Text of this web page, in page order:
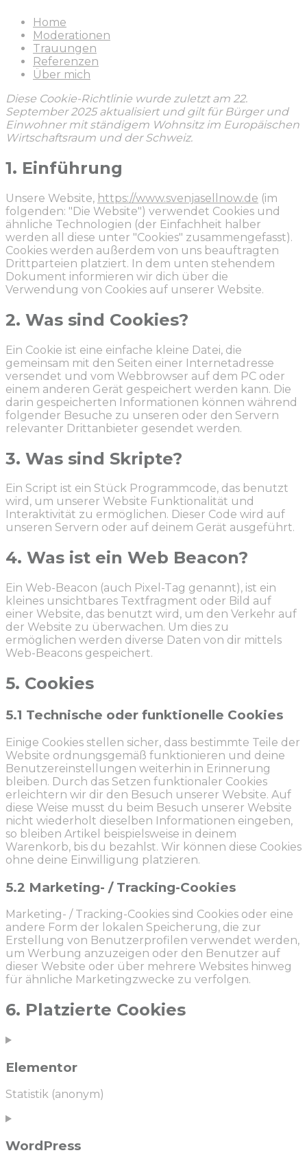
Home
Moderationen
Trauungen
Referenzen
Über mich
Diese Cookie-Richtlinie wurde zuletzt am 22.
September 2025 aktualisiert und gilt für Bürger und
Einwohner mit ständigem Wohnsitz im Europäischen
Wirtschaftsraum und der Schweiz.
1. Einführung
Unsere Website, https://www.svenjasellnow.de (im
folgenden: "Die Website") verwendet Cookies und
ähnliche Technologien (der Einfachheit halber
werden all diese unter "Cookies" zusammengefasst).
Cookies werden außerdem von uns beauftragten
Drittparteien platziert. In dem unten stehendem
Dokument informieren wir dich über die
Verwendung von Cookies auf unserer Website.
2. Was sind Cookies?
Ein Cookie ist eine einfache kleine Datei, die
gemeinsam mit den Seiten einer Internetadresse
versendet und vom Webbrowser auf dem PC oder
einem anderen Gerät gespeichert werden kann. Die
darin gespeicherten Informationen können während
folgender Besuche zu unseren oder den Servern
relevanter Drittanbieter gesendet werden.
3. Was sind Skripte?
Ein Script ist ein Stück Programmcode, das benutzt
wird, um unserer Website Funktionalität und
Interaktivität zu ermöglichen. Dieser Code wird auf
unseren Servern oder auf deinem Gerät ausgeführt.
4. Was ist ein Web Beacon?
Ein Web-Beacon (auch Pixel-Tag genannt), ist ein
kleines unsichtbares Textfragment oder Bild auf
einer Website, das benutzt wird, um den Verkehr auf
der Website zu überwachen. Um dies zu
ermöglichen werden diverse Daten von dir mittels
Web-Beacons gespeichert.
5. Cookies
5.1 Technische oder funktionelle Cookies
Einige Cookies stellen sicher, dass bestimmte Teile der
Website ordnungsgemäß funktionieren und deine
Benutzereinstellungen weiterhin in Erinnerung
bleiben. Durch das Setzen funktionaler Cookies
erleichtern wir dir den Besuch unserer Website. Auf
diese Weise musst du beim Besuch unserer Website
nicht wiederholt dieselben Informationen eingeben,
so bleiben Artikel beispielsweise in deinem
Warenkorb, bis du bezahlst. Wir können diese Cookies
ohne deine Einwilligung platzieren.
5.2 Marketing- / Tracking-Cookies
Marketing- / Tracking-Cookies sind Cookies oder eine
andere Form der lokalen Speicherung, die zur
Erstellung von Benutzerprofilen verwendet werden,
um Werbung anzuzeigen oder den Benutzer auf
dieser Website oder über mehrere Websites hinweg
für ähnliche Marketingzwecke zu verfolgen.
6. Platzierte Cookies
Elementor
Statistik (anonym)
Consent
service
WordPress